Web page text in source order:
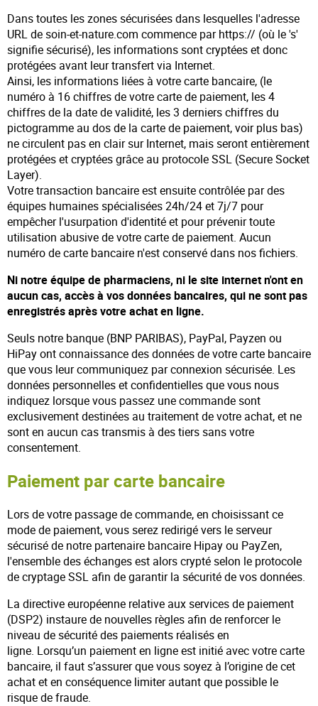
Dans toutes les zones sécurisées dans lesquelles l'adresse
URL de soin-et-nature.com commence par https:// (où le 's'
signifie sécurisé), les informations sont cryptées et donc
protégées avant leur transfert via Internet.
Ainsi, les informations liées à votre carte bancaire, (le
numéro à 16 chiffres de votre carte de paiement, les 4
chiffres de la date de validité, les 3 derniers chiffres du
pictogramme au dos de la carte de paiement, voir plus bas)
ne circulent pas en clair sur Internet, mais seront entièrement
protégées et cryptées grâce au protocole SSL (Secure Socket
Layer).
Votre transaction bancaire est ensuite contrôlée par des
équipes humaines spécialisées 24h/24 et 7j/7 pour
empêcher l'usurpation d'identité et pour prévenir toute
utilisation abusive de votre carte de paiement. Aucun
numéro de carte bancaire n'est conservé dans nos fichiers.
Ni notre équipe de pharmaciens, ni le site internet n'ont en
aucun cas, accès à vos données bancaires, qui ne sont pas
enregistrés après votre achat en ligne.
Seuls notre banque (BNP PARIBAS), PayPal, Payzen ou
HiPay ont connaissance des données de votre carte bancaire
que vous leur communiquez par connexion sécurisée. Les
données personnelles et confidentielles que vous nous
indiquez lorsque vous passez une commande sont
exclusivement destinées au traitement de votre achat, et ne
sont en aucun cas transmis à des tiers sans votre
consentement.
Paiement par carte bancaire
Lors de votre passage de commande, en choisissant ce
mode de paiement, vous serez redirigé vers le serveur
sécurisé de notre partenaire bancaire Hipay ou PayZen,
l'ensemble des échanges est alors crypté selon le protocole
de cryptage SSL afin de garantir la sécurité de vos données.
La directive européenne relative aux services de paiement
(DSP2) instaure de nouvelles règles afin de renforcer le
niveau de sécurité des paiements réalisés en
ligne. Lorsqu’un paiement en ligne est initié avec votre carte
bancaire, il faut s’assurer que vous soyez à l’origine de cet
achat et en conséquence limiter autant que possible le
risque de fraude.